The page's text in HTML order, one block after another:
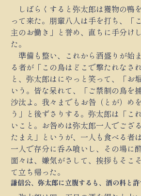
しばらくすると弥太郎は獲物の鴨
って来た。朋輩八人は手を打ち、「
主のお働き」と誉め、直ちに手分け
た。
準備も整い、これから酒盛りが始
る者が「この鳥はどこで撃たれなさ
と、弥太郎はにやっと笑って、「お
いう。皆な呆れて、「ご禁制の鳥を
沙汰よ。我々までもお咎（とが）め
う」と後ずさりする。弥太郎は「こ
いこと。お咎めは弥太郎一人でござ
たまえ」というが、一人も食べる者
一人で存分に呑み喰いし、その場に
面々は、嫌気がさして、挨拶もそこ
て立ち帰った。
謙信公、弥太郎に立腹するも、酒の科と許